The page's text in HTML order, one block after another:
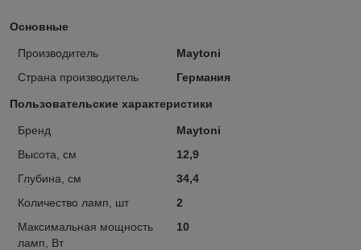
Основные
Производитель
Maytoni
Страна производитель
Германия
Пользовательские характеристики
Бренд
Maytoni
Высота, см
12,9
Глубина, см
34,4
Количество ламп, шт
2
Максимальная мощность
ламп, Вт
10